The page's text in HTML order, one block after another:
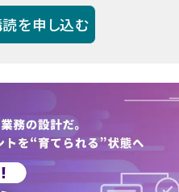
を申し込む